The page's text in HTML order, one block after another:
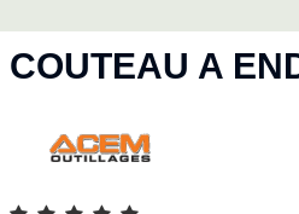
COUTEAU A